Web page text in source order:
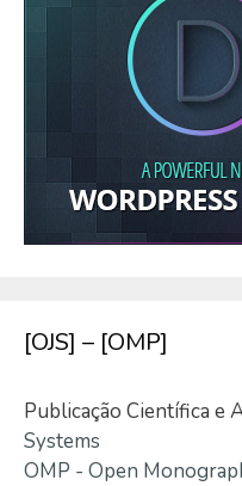
[OJS] – [OMP]
Publicação Científica e
Systems
OMP - Open